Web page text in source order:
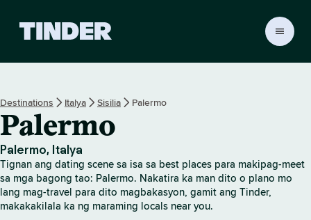
r
o
e
Destinations Italya Sisilia Palermo
Palermo
Palermo, Italya
Tignan ang dating scene sa isa sa best places para makipag-meet
sa mga bagong tao: Palermo. Nakatira ka man dito o plano mo
lang mag-travel para dito magbakasyon, gamit ang Tinder,
makakakilala ka ng maraming locals near you.